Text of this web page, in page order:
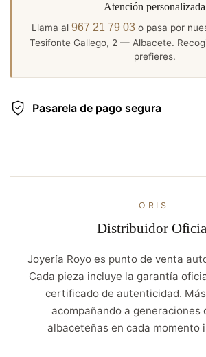
Atención personalizada
Llama al 967 21 79 03 o pasa por
Tesifonte Gallego, 2 — Albacete.
prefieres.
Pasarela de pago segura
ORIS
Distribuidor
Joyería Royo es punto de venta
Cada pieza incluye la garantía
certificado de autenticidad.
acompañando a generaciones
albaceteñas en cada momento